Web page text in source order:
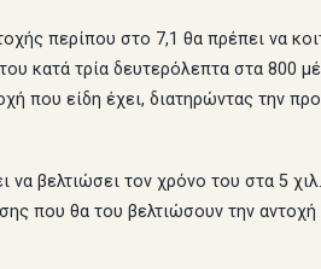
περίπου στο 7,1 θα πρέπει να
κατά τρία δευτερόλεπτα στα 800
που είδη έχει, διατηρώντας την
να βελτιώσει τον χρόνο του στα 5
που θα του βελτιώσουν την αντοχή